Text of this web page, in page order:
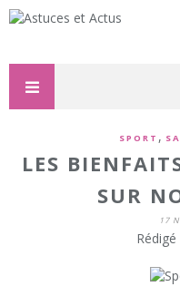
SPORT ,
LES
SUR
17